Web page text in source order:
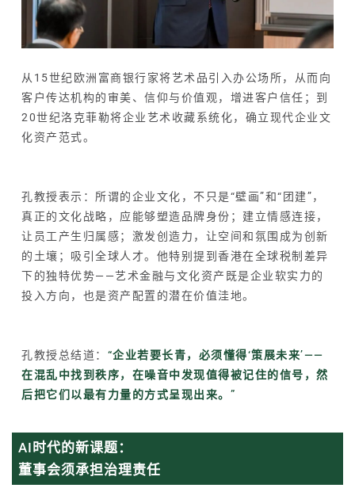
从15世纪欧洲富商银行家将艺术品引入办公场所，从而向
客户传达机构的审美、信仰与价值观，增进客户信任；到
20世纪洛克菲勒将企业艺术收藏系统化，确立现代企业文
化资产范式。
孔教授表示：所谓的企业文化，不只是“壁画”和“团建”，
真正的文化战略，应能够塑造品牌身份；建立情感连接，
让员工产生归属感；激发创造力，让空间和氛围成为创新
的土壤；吸引全球人才。他特别提到香港在全球税制 差异
下的独特优势——艺术金融与文化资产既是企业软实力的
投入方向，也是资产配置的潜在价值洼地。
孔教授总结道： “企业若要长青，必须懂得‘策展未来’——
在混乱中找到秩序，在噪音中发现值得被记住的信号，然
后把它们以最有力量的方式呈现出来。”
AI时代的新课题：
董事会须承担治理责任